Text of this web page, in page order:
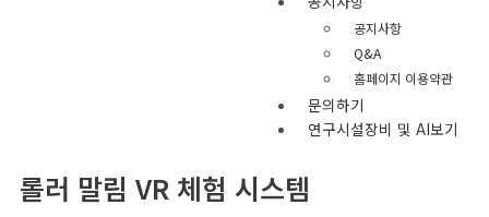
공지사항
Q&A
홈페이지 이용약관
문의하기
연구시설장비 및 AI보기
롤러 말림 VR 체험 시스템​